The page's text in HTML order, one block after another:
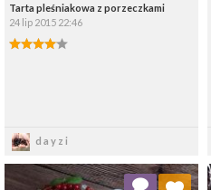
Tarta pleśniakowa z porzeczkami
24 lip 2015 22:46
dayzi
Dodaj do ulubionych